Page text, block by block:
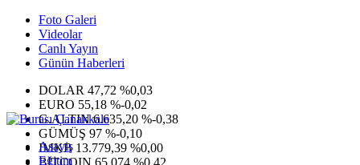
Foto Galeri
Videolar
Canlı Yayın
Günün Haberleri
DOLAR 47,72 %0,03
EURO 55,18 %-0,02
G.ALTIN6.635,20 %-0,38
GÜMÜŞ 97 %-0,10
IMKB 13.779,39 %0,00
BITCOIN 65.074 %0,42
Asayiş
Eğitim